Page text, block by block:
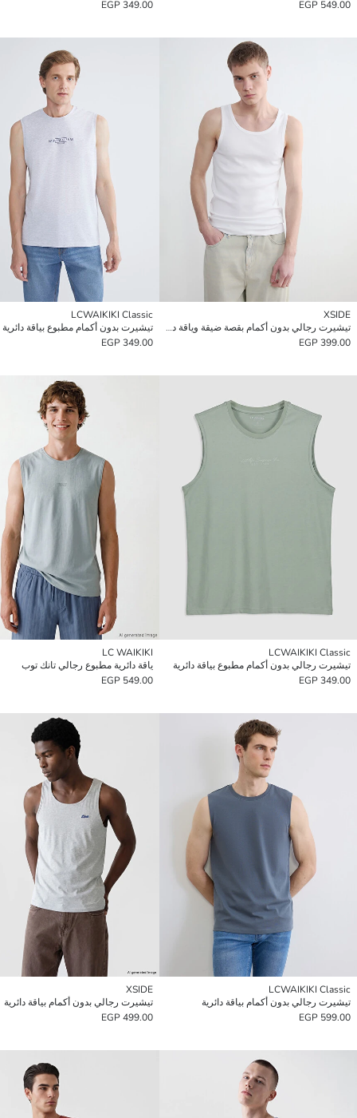
549.00 EGP
349.00 EGP
XSIDE
تيشيرت رجالي بدون أكمام بقصة ضيقة وياقة دائرية
399.00 EGP
LCWAIKIKI Classic
349.00 EGP
LCWAIKIKI Classic
تيشيرت رجالي بدون أكمام مطبوع بياقة دائرية
349.00 EGP
LC WAIKIKI
ياقة دائرية مطبوع رجالي تانك توب
549.00 EGP
LCWAIKIKI Classic
تيشيرت رجالي بدون أكمام بياقة دائرية
599.00 EGP
XSIDE
تيشيرت رجالي بدون أكمام بياقة دائرية
499.00 EGP